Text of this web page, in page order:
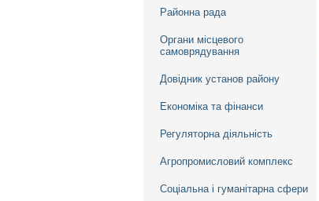
Районна рада
Органи місцевого
самоврядування
Довідник установ району
Економіка та фінанси
Регуляторна діяльність
Агропромисловий комплекс
Соціальна і гуманітарна сфери